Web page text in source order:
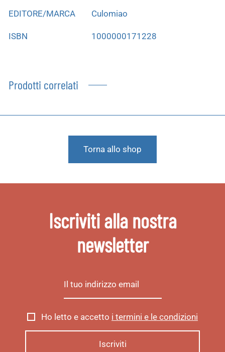
EDITORE/MARCA Culomiao
ISBN 1000000171228
Prodotti correlati
Torna allo shop
Iscriviti alla nostra
newsletter
Ho letto e accetto i termini e le condizioni